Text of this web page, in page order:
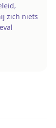
zich niets